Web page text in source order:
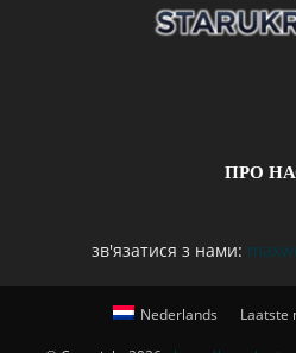
ПРО
зв'язатися з нами:
Nederlands Laatste